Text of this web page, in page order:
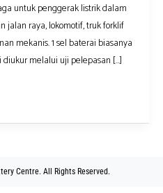
untuk penggerak listrik dalam
jalan raya, lokomotif, truk forklif
mekanis. 1 sel baterai biasanya
diukur melalui uji pelepasan […]
Centre. All Rights Reserved.